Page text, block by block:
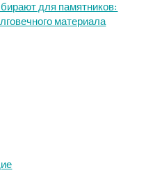
для памятников:
материала